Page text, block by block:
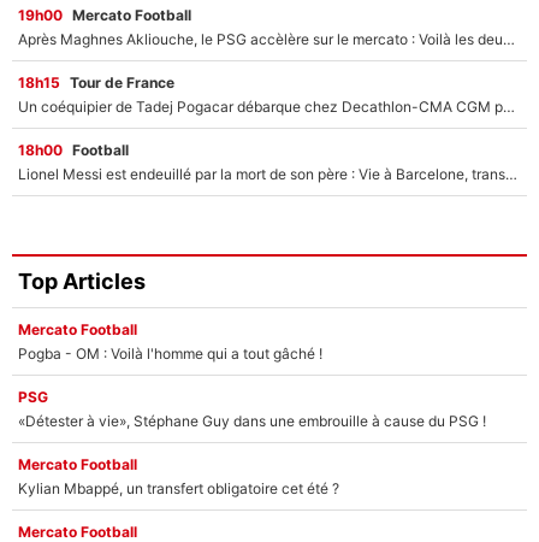
19h00 Mercato Football
Après Maghnes Akliouche, le PSG accèlère sur le mercato : Voilà les deux nouvelles recrues qui vont signer la semaine prochaine ?
18h15 Tour de France
Un coéquipier de Tadej Pogacar débarque chez Decathlon-CMA CGM pour épauler Paul Seixas : «Mes meilleures années sont à venir»
18h00 Football
Lionel Messi est endeuillé par la mort de son père : Vie à Barcelone, transfert au PSG... voilà comment Jorge Messi a joué un rôle essentiel dans sa carrière !
Top Articles
Mercato Football
Pogba - OM : Voilà l'homme qui a tout gâché !
PSG
«Détester à vie», Stéphane Guy dans une embrouille à cause du PSG !
Mercato Football
Kylian Mbappé, un transfert obligatoire cet été ?
Mercato Football